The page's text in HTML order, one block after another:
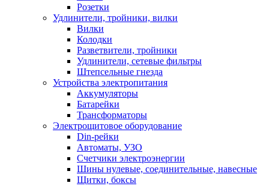
Розетки
Удлинители, тройники, вилки
Вилки
Колодки
Разветвители, тройники
Удлинители, сетевые фильтры
Штепсельные гнезда
Устройства электропитания
Аккумуляторы
Батарейки
Трансформаторы
Электрощитовое оборудование
Din-рейки
Автоматы, УЗО
Счетчики электроэнергии
Шины нулевые, соединительные, навесные
Щитки, боксы